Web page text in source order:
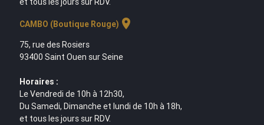
CAMBO (Boutique Rouge) location_on
75, rue des Rosiers
93400 Saint Ouen sur Seine
Horaires :
Le Vendredi de 10h à 12h30,
Du Samedi, Dimanche et lundi de 10h à 18h,
et tous les jours sur RDV.